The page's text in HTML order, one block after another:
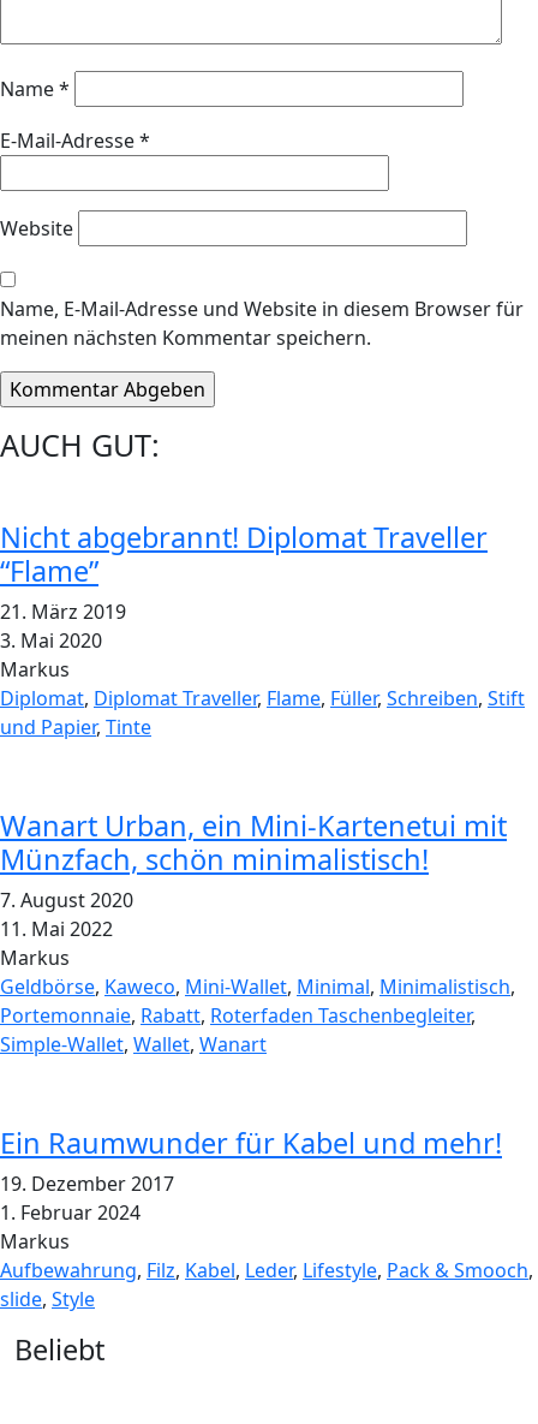
Name*
E-Mail-Adresse*
Website
Name, E-Mail-Adresse und Website in diesem Browser für
meinen nächsten Kommentar speichern.
AUCH GUT:
Nicht abgebrannt! Diplomat Traveller
“Flame”
21. März 2019
3. Mai 2020
Markus
Diplomat, Diplomat Traveller, Flame, Füller, Schreiben, Stift
und Papier, Tinte
Wanart Urban, ein Mini-Kartenetui mit
Münzfach, schön minimalistisch!
7. August 2020
11. Mai 2022
Markus
Geldbörse, Kaweco, Mini-Wallet, Minimal, Minimalistisch,
Portemonnaie, Rabatt, Roterfaden Taschenbegleiter,
Simple-Wallet, Wallet, Wanart
Ein Raumwunder für Kabel und mehr!
19. Dezember 2017
1. Februar 2024
Markus
Aufbewahrung, Filz, Kabel, Leder, Lifestyle, Pack & Smooch,
slide, Style
Widgets
Beliebt